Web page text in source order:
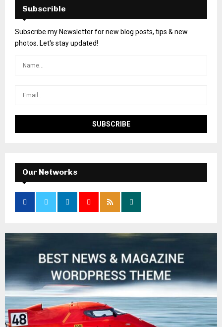
Subscrible
Subscribe my Newsletter for new blog posts, tips & new
photos. Let's stay updated!
Our Networks